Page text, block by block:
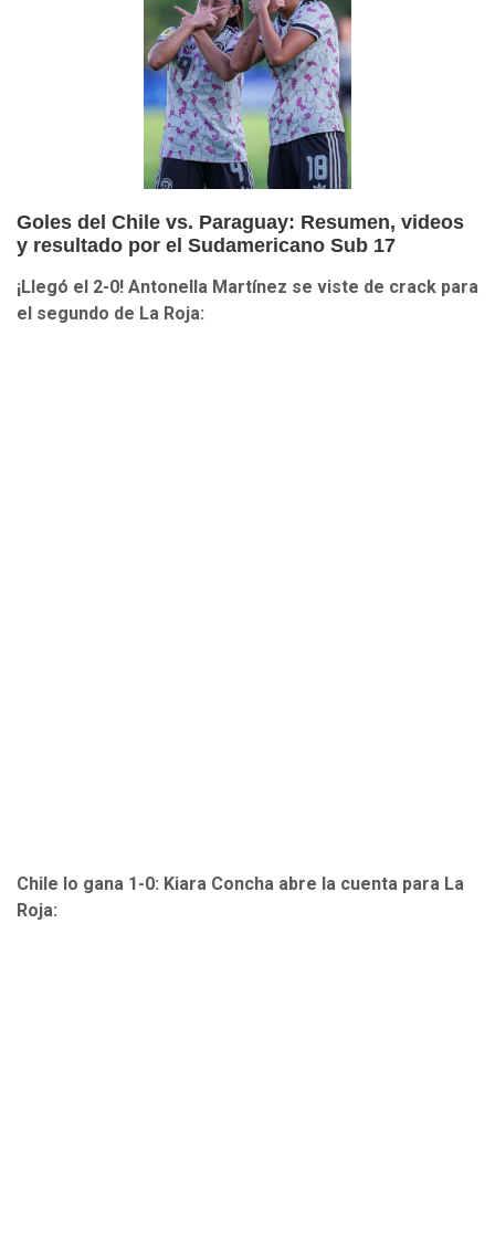
Goles del Chile vs. Paraguay: Resumen, videos
y resultado por el Sudamericano Sub 17
¡Llegó el 2-0! Antonella Martínez se viste de crack para
el segundo de La Roja:
Chile lo gana 1-0: Kiara Concha abre la cuenta para La
Roja: